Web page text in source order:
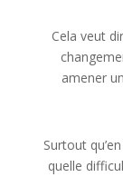
Cela veut
amener
Surtout
quelle